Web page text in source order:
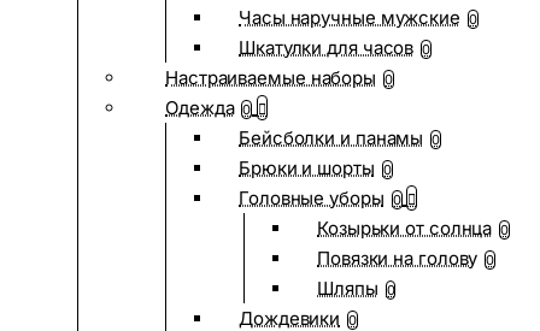
Часы наручные мужские 0
Шкатулки для часов 0
Настраиваемые наборы 0
Одежда 0
Бейсболки и панамы 0
Брюки и шорты 0
Головные уборы 0
Козырьки от солнца 0
Повязки на голову 0
Шляпы 0
Дождевики 0